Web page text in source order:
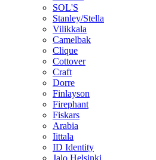
SOL'S
Stanley/Stella
Vilikkala
Camelbak
Clique
Cottover
Craft
Dorre
Finlayson
Firephant
Fiskars
Arabia
Iittala
ID Identity
Jalo Helsinki